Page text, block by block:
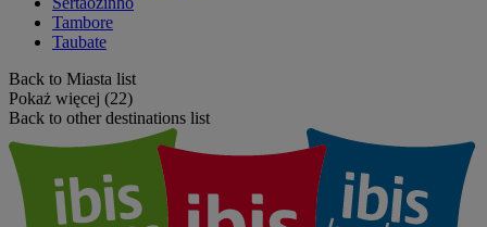
Tambore
Taubate
Back to Miasta list
Pokaż więcej (22)
Back to other destinations list